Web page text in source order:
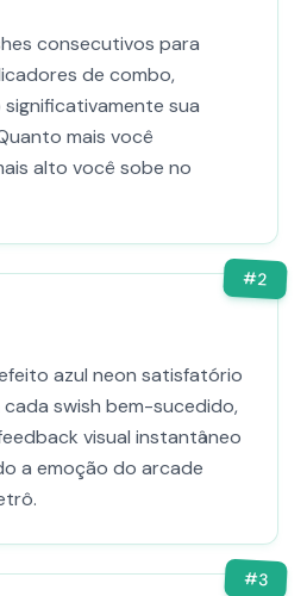
consecutivos para
de combo,
sua
mais você
alto você sobe no
#2
azul neon satisfatório
swish bem-sucedido,
visual instantâneo
a emoção do arcade
#3